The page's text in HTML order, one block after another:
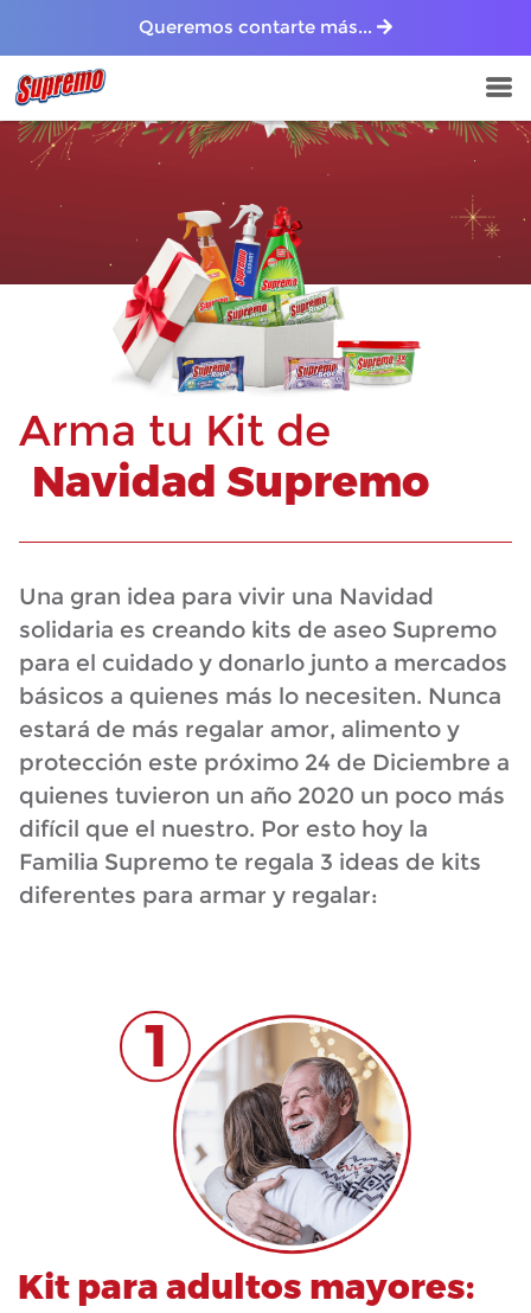
Queremos contarte más...
Arma tu Kit de
Navidad Supremo
Una gran idea para vivir una Navidad
solidaria es creando kits de aseo Supremo
para el cuidado y donarlo junto a mercados
básicos a quienes más lo necesiten. Nunca
estará de más regalar amor, alimento y
protección este próximo 24 de Diciembre a
quienes tuvieron un año 2020 un poco más
difícil que el nuestro. Por esto hoy la
Familia Supremo te regala 3 ideas de kits
diferentes para armar y regalar:
Kit para adultos mayores: